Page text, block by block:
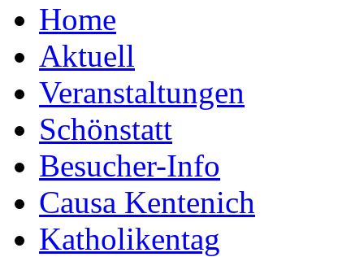
Home
Aktuell
Veranstaltungen
Schönstatt
Besucher-Info
Causa Kentenich
Katholikentag